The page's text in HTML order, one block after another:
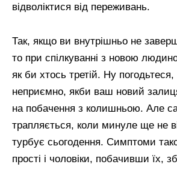
відволіктися від переживань.
Так, якщо ви внутрішньо не
то при спілкуванні з новою
як би хтось третій. Ну
неприємно, якби ваш новий
на побачення з колишньою. Але
трапляється, коли минуле ще не
турбує сьогодення. Симптоми
прості і чоловіки, побачивши їх,